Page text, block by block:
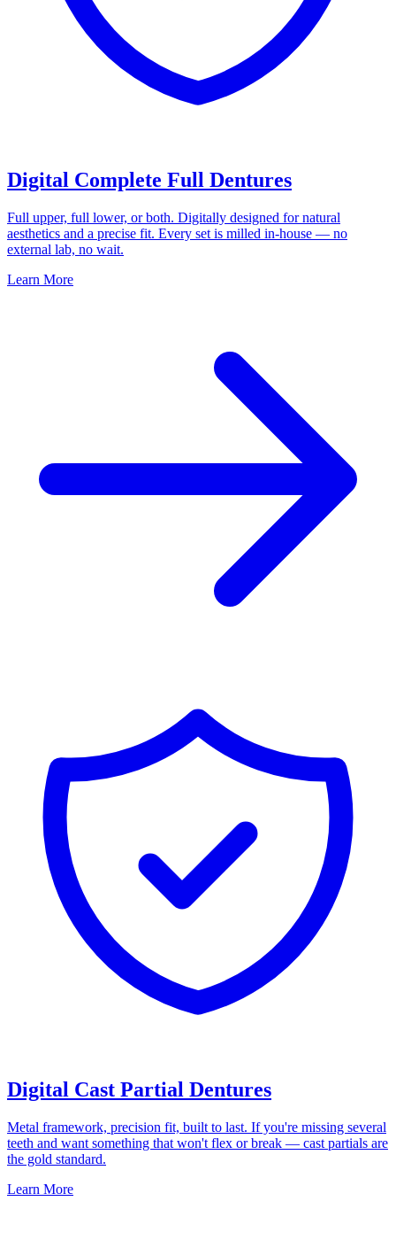
Digital Complete Full Dentures
Full upper, full lower, or both. Digitally designed for natural
aesthetics and a precise fit. Every set is milled in-house — no
external lab, no wait.
Learn More
Digital Cast Partial Dentures
Metal framework, precision fit, built to last. If you're missing several
teeth and want something that won't flex or break — cast partials are
the gold standard.
Learn More